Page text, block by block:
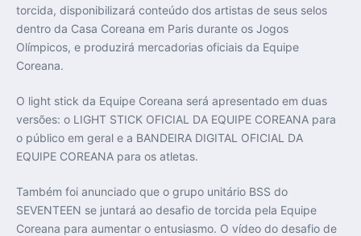
torcida, disponibilizará conteúdo dos artistas de seus selos
dentro da Casa Coreana em Paris durante os Jogos
Olímpicos, e produzirá mercadorias oficiais da Equipe
Coreana.
O light stick da Equipe Coreana será apresentado em duas
versões: o LIGHT STICK OFICIAL DA EQUIPE COREANA para
o público em geral e a BANDEIRA DIGITAL OFICIAL DA
EQUIPE COREANA para os atletas.
Também foi anunciado que o grupo unitário BSS do
SEVENTEEN se juntará ao desafio de torcida pela Equipe
Coreana para aumentar o entusiasmo. O vídeo do desafio de